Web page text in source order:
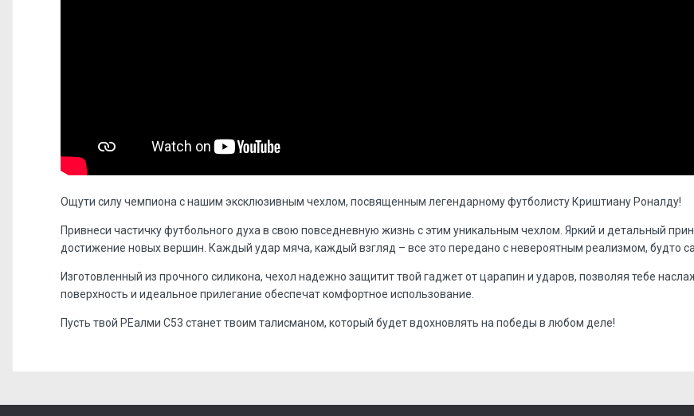
Ощути силу чемпиона с нашим эксклюзивным чехлом, посвященным легендарному футболисту Криштиану Роналду!
Привнеси частичку футбольного духа в свою повседневную жизнь с этим уникальным чехлом. Яркий и детальный
достижение новых вершин. Каждый удар мяча, каждый взгляд – все это передано с невероятным реализмом, будто
Изготовленный из прочного силикона, чехол надежно защитит твой гаджет от царапин и ударов, позволяя тебе
поверхность и идеальное прилегание обеспечат комфортное использование.
Пусть твой РЕалми С53 станет твоим талисманом, который будет вдохновлять на победы в любом деле!